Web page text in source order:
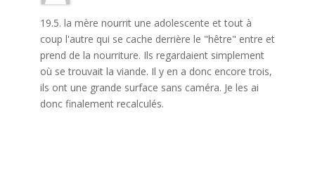
19.5. la mère nourrit une adolescente et tout à
coup l'autre qui se cache derrière le "hêtre" entre et
prend de la nourriture. Ils regardaient simplement
où se trouvait la viande. Il y en a donc encore trois,
ils ont une grande surface sans caméra. Je les ai
donc finalement recalculés.